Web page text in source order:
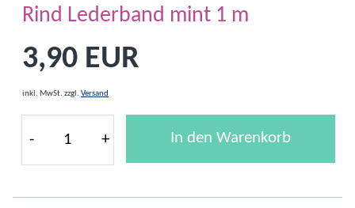
Rind Lederband mint 1 m
3,90 EUR
inkl. MwSt. zzgl. Versand
- + In den Warenkorb